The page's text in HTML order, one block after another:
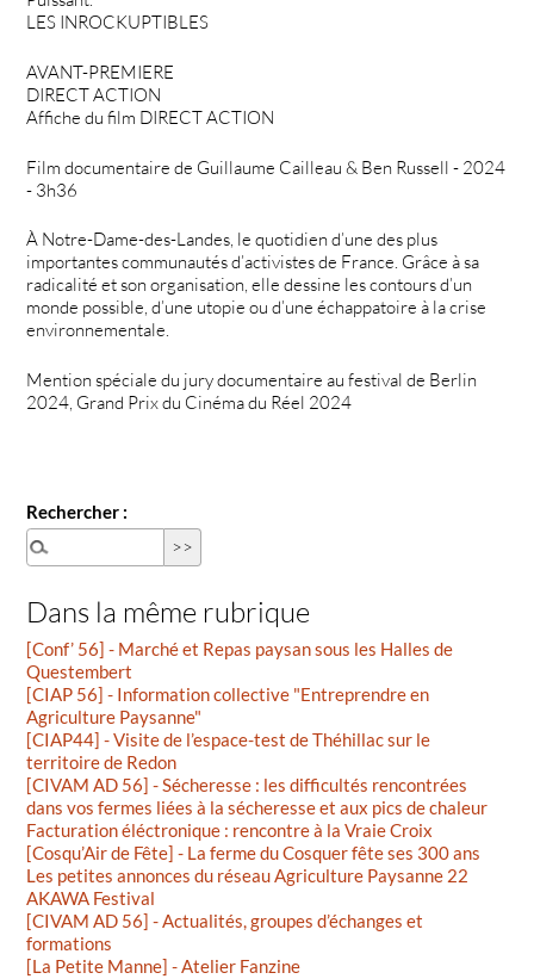
LES INROCKUPTIBLES
AVANT-PREMIERE
DIRECT ACTION
Affiche du film DIRECT ACTION
Film documentaire de Guillaume Cailleau & Ben Russell - 2024
- 3h36
À Notre-Dame-des-Landes, le quotidien d’une des plus
importantes communautés d’activistes de France. Grâce à sa
radicalité et son organisation, elle dessine les contours d’un
monde possible, d’une utopie ou d’une échappatoire à la crise
environnementale.
Mention spéciale du jury documentaire au festival de Berlin
2024, Grand Prix du Cinéma du Réel 2024
Rechercher :
Dans la même rubrique
[Conf’ 56] - Marché et Repas paysan sous les Halles de
Questembert
[CIAP 56] - Information collective "Entreprendre en
Agriculture Paysanne"
[CIAP44] - Visite de l’espace-test de Théhillac sur le
territoire de Redon
[CIVAM AD 56] - Sécheresse : les difficultés rencontrées
dans vos fermes liées à la sécheresse et aux pics de chaleur
Facturation éléctronique : rencontre à la Vraie Croix
[Cosqu’Air de Fête] - La ferme du Cosquer fête ses 300 ans
Les petites annonces du réseau Agriculture Paysanne 22
AKAWA Festival
[CIVAM AD 56] - Actualités, groupes d’échanges et
formations
[La Petite Manne] - Atelier Fanzine